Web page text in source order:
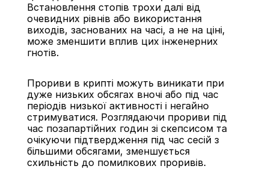
Встановлення стопів трохи далі від
очевидних рівнів або використання
виходів, заснованих на часі, а не на ціні,
може зменшити вплив цих інженерних
гнотів.
Прориви в крипті можуть виникати при
дуже низьких обсягах вночі або під час
періодів низької активності і негайно
стримуватися. Розглядаючи прориви під
час позапартійних годин зі скепсисом та
очікуючи підтвердження під час сесій з
більшими обсягами, зменшується
схильність до помилкових проривів.